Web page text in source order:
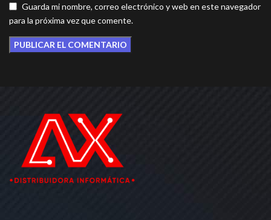
Guarda mi nombre, correo electrónico y web en este navegador
para la próxima vez que comente.